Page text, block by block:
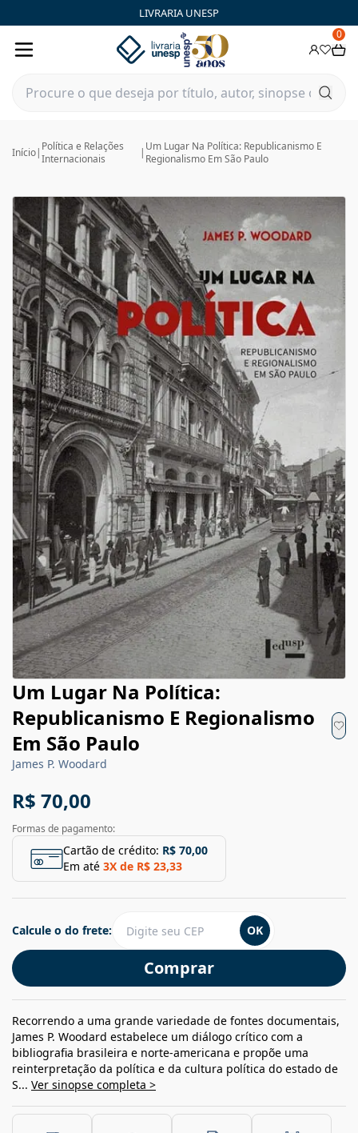
LIVRARIA UNESP
0
Início| Política e Relações
Internacionais
| Um Lugar Na Política: Republicanismo E
Regionalismo Em São Paulo
Um Lugar Na Política:
Republicanismo E Regionalismo
Em São Paulo
James P. Woodard
R$ 70,00
Formas de pagamento:
Cartão de crédito: R$ 70,00
Em até 3X de R$ 23,33
Comprar
Calcule o do frete: OK
Recorrendo a uma grande variedade de fontes documentais,
James P. Woodard estabelece um diálogo crítico com a
bibliografia brasileira e norte-americana e propõe uma
reinterpretação da política e da cultura política do estado de
S... Ver sinopse completa >